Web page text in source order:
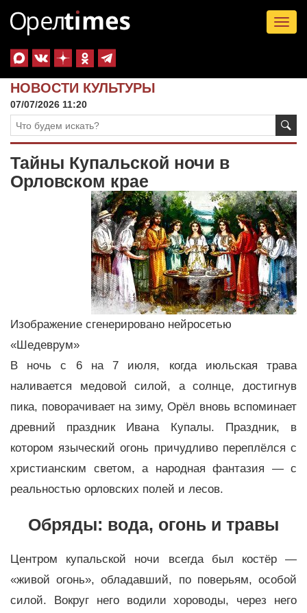
НОВОСТИ КУЛЬТУРЫ
07/07/2026 11:20
Тайны Купальской ночи в
Орловском крае
Изображение сгенерировано нейросетью
«Шедеврум»
В ночь с 6 на 7 июля, когда июльская трава
наливается медовой силой, а солнце, достигнув
пика, поворачивает на зиму, Орёл вновь вспоминает
древний праздник Ивана Купалы. Праздник, в
котором языческий огонь причудливо переплёлся с
христианским светом, а народная фантазия — с
реальностью орловских полей и лесов.
Обряды: вода, огонь и травы
Центром купальской ночи всегда был костёр —
«живой огонь», обладавший, по поверьям, особой
силой. Вокруг него водили хороводы, через него